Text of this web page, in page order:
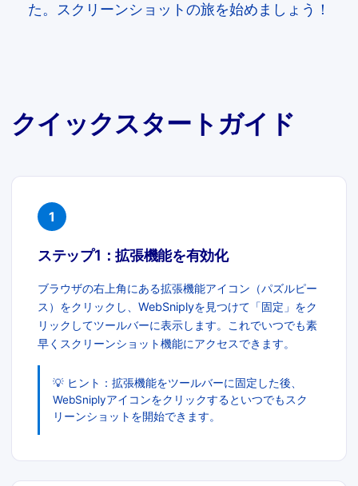
た。スクリーンショットの旅を始めましょう！
クイックスタートガイド
1
ステップ1：拡張機能を有効化
ブラウザの右上角にある拡張機能アイコン（パズルピー
ス）をクリックし、WebSniplyを見つけて「固定」をク
リックしてツールバーに表示します。これでいつでも素
早くスクリーンショット機能にアクセスできます。
💡 ヒント：拡張機能をツールバーに固定した後、
WebSniplyアイコンをクリックするといつでもスク
リーンショットを開始できます。